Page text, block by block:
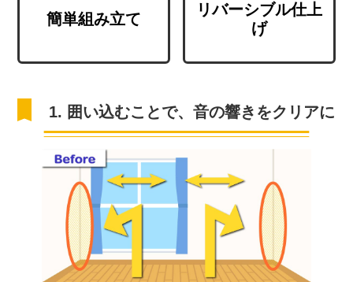
簡単組み立て
リバーシブル仕上
げ
1. 囲い込むことで、音の響きをクリアに